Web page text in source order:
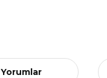
Yorumlar